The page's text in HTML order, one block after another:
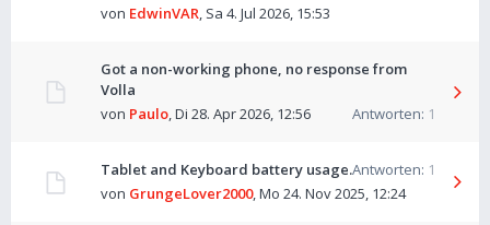
von EdwinVAR, Sa 4. Jul 2026, 15:53
Got a non-working phone, no response from
Volla
Antworten: 1
von Paulo,Di 28. Apr 2026, 12:56
Tablet and Keyboard battery usage.Antworten: 1
von GrungeLover2000,Mo 24. Nov 2025, 12:24